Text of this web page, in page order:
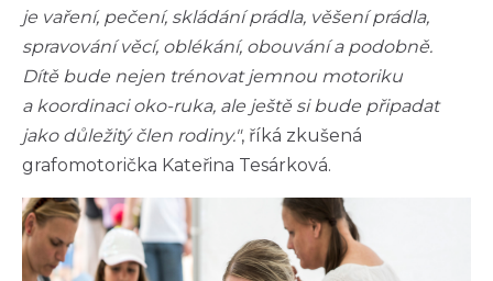
je vaření, pečení, skládání prádla, věšení prádla,
spravování věcí, oblékání, obouvání a podobně.
Dítě bude nejen trénovat jemnou motoriku
a koordinaci oko-ruka, ale ještě si bude připadat
jako důležitý člen rodiny.", říká zkušená
grafomotorička Kateřina Tesárková.